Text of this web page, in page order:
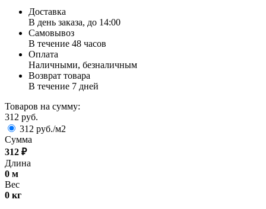
Доставка
В день заказа, до 14:00
Самовывоз
В течение 48 часов
Оплата
Наличными, безналичным
Возврат товара
В течение 7 дней
Товаров на сумму:
312 руб.
312 руб./м2
Сумма
312 ₽
Длина
0 м
Вес
0 кг